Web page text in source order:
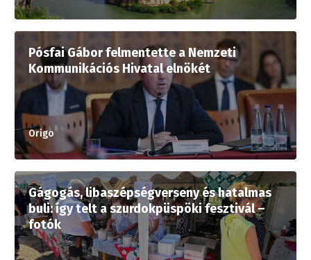
Pósfai Gábor felmentette a Nemzeti
Kommunikációs Hivatal elnökét
Origo
Gágogás, libaszépségverseny és hatalmas
buli: így telt a szurdokpüspöki fesztivál –
fotók